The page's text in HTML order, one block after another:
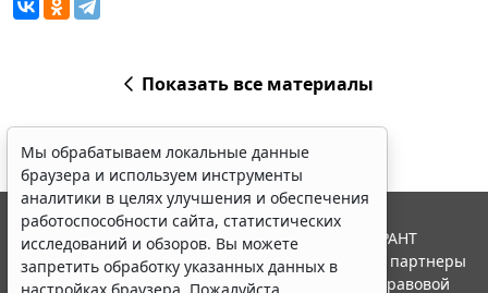
Показать все материалы
Мы обрабатываем локальные данные
браузера и используем инструменты
аналитики в целях улучшения и обеспечения
работоспособности сайта, статистических
исследований и обзоров. Вы можете
запретить обработку указанных данных в
© ООО "НПП "ГАРАНТ-СЕРВИС", 2026. Система ГАРАНТ
выпускается с 1990 года. Компания "Гарант" и ее партнеры
являются участниками Российской ассоциации правовой